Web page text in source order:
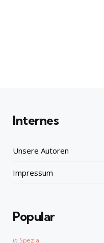
Internes
Unsere Autoren
Impressum
Popular
Posted
in Spezial